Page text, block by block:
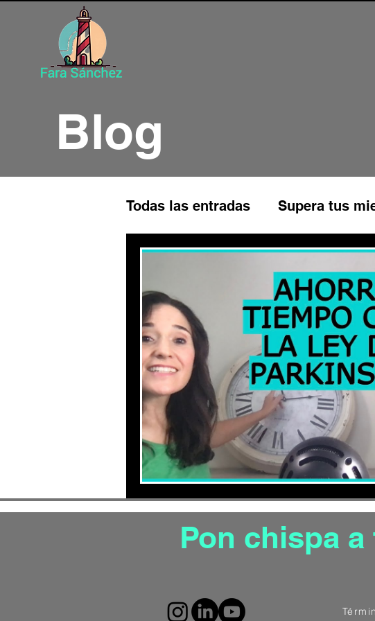
Blog
Todas las entradas Supera tus
Productividad Gestión de las
Mejora tu autoestima
Gestion de estrés autónomo
Pon chispa